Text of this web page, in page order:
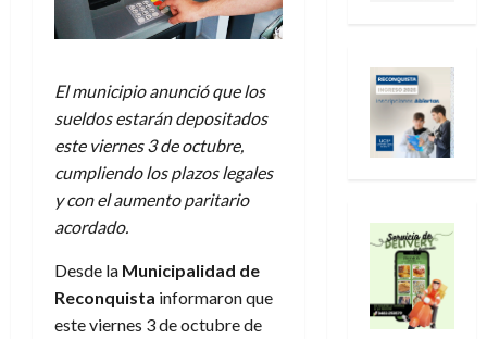
El municipio anunció que los
sueldos estarán depositados
este viernes 3 de octubre,
cumpliendo los plazos legales
y con el aumento paritario
acordado.
Desde la Municipalidad de
Reconquista informaron que
este viernes 3 de octubre de